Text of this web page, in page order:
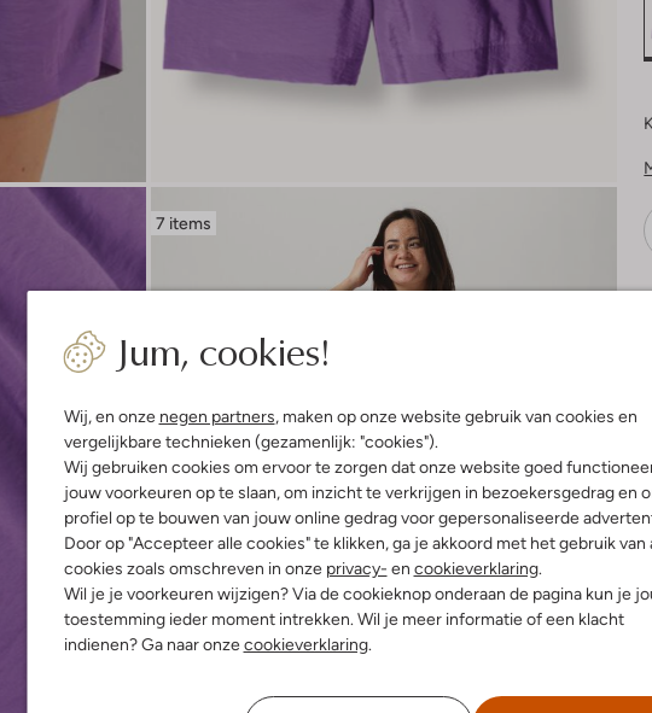
Jum, cookies!
Wij, en onze negen partners, maken op onze website gebruik van cookies en
vergelijkbare technieken (gezamenlijk: "cookies").
Wij gebruiken cookies om ervoor te zorgen dat onze website goed
jouw voorkeuren op te slaan, om inzicht te verkrijgen in bezoekersgedrag en
profiel op te bouwen van jouw online gedrag voor gepersonaliseerde
Door op "Accepteer alle cookies" te klikken, ga je akkoord met het gebruik van
cookies zoals omschreven in onze privacy- en cookieverklaring.
Wil je je voorkeuren wijzigen? Via de cookieknop onderaan de pagina kun je
toestemming ieder moment intrekken. Wil je meer informatie of een klacht
indienen? Ga naar onzecookieverklaring.
7 items